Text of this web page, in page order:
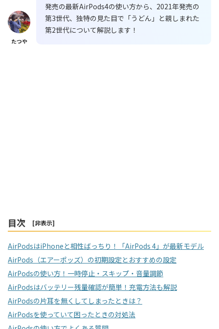
たつや
発売の最新AirPods4の使い方から、2021年発売の
第3世代、独特の見た目で「うどん」と親しまれた
第2世代について解説します！
目次 [非表示]
AirPodsはiPhoneと相性ばっちり！「AirPods 4」が最新モデル
AirPods（エアーポッズ）の初期設定とおすすめの設定
AirPodsの使い方！一時停止・スキップ・音量調節
AirPodsはバッテリー残量確認が簡単！充電方法も解説
AirPodsの片耳を無くしてしまったときは？
AirPodsを使っていて困ったときの対処法